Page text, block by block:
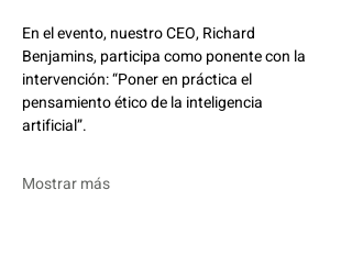
En el evento, nuestro CEO, Richard
Benjamins, participa como ponente con la
intervención: “Poner en práctica el
pensamiento ético de la inteligencia
artificial”.
Mostrar más